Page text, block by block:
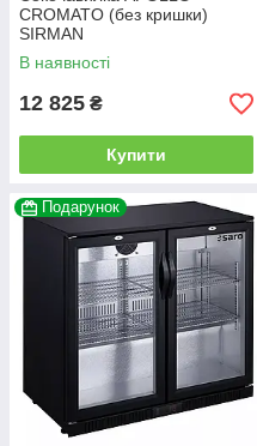
CROMATO (без кришки)
SIRMAN
В наявності
12 825 ₴
Купити
Подарунок